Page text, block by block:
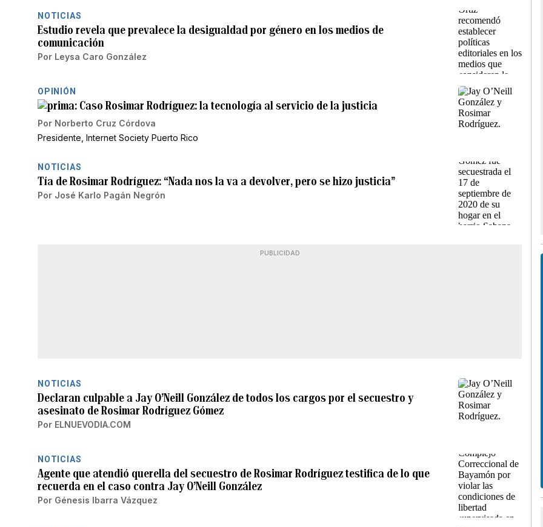
NOTICIAS
Estudio revela que prevalece la desigualdad por género en los medios de
comunicación
Por Leysa Caro González
OPINIÓN
Caso Rosimar Rodríguez: la tecnología al servicio de la justicia
Por Norberto Cruz Córdova
Presidente, Internet Society Puerto Rico
NOTICIAS
Tía de Rosimar Rodríguez: “Nada nos la va a devolver, pero se hizo justicia”
Por José Karlo Pagán Negrón
PUBLICIDAD
NOTICIAS
Declaran culpable a Jay O’Neill González de todos los cargos por el secuestro y
asesinato de Rosimar Rodríguez Gómez
Por ELNUEVODIA.COM
NOTICIAS
Agente que atendió querella del secuestro de Rosimar Rodríguez testifica de lo que
recuerda en el caso contra Jay O’Neill González
Por Génesis Ibarra Vázquez